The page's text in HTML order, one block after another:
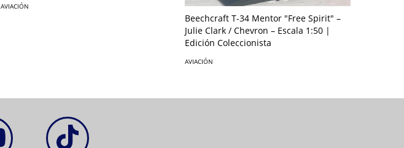
AVIACIÓN
Beechcraft T-34 Mentor "Free Spirit" –
Julie Clark / Chevron – Escala 1:50 |
Edición Coleccionista
AVIACIÓN